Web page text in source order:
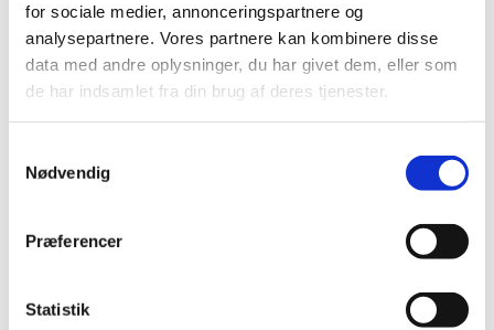
for sociale medier, annonceringspartnere og
analysepartnere. Vores partnere kan kombinere disse
data med andre oplysninger, du har givet dem, eller som
de har indsamlet fra din brug af deres tjenester.
Nødvendig
Præferencer
Statistik
Der serveres alkoholfri altervin.